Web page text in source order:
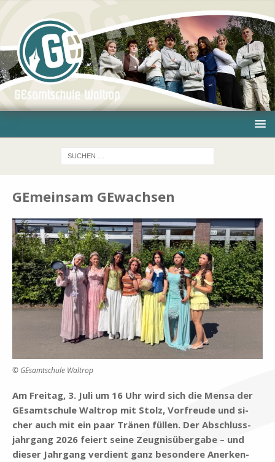
GEmeinsam GEwachsen
© GEsamtschule Waltrop
Am Frei­tag, 3. Juli um 16 Uhr wird sich die Men­sa der
GE­samt­schu­le Wal­trop mit Stolz, Vor­freu­de und si­
cher auch mit ein paar Trä­nen fül­len. Der Ab­schluss­
jahr­gang 2026 fei­ert sei­ne Zeug­nis­über­ga­be – und
die­ser Jahr­gang ver­dient ganz be­son­de­re An­er­ken­